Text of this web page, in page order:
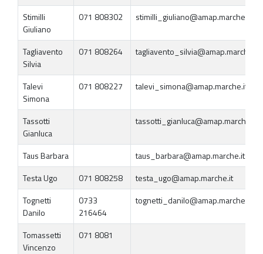
Stimilli
Giuliano
071 808302 stimilli_giuliano@amap.marche.it
Tagliavento
Silvia
071 808264 tagliavento_silvia@amap.marche.it
Talevi
Simona
071 808227 talevi_simona@amap.marche.it
Tassotti
Gianluca
tassotti_gianluca@amap.marche.it
Taus Barbara
taus_barbara@amap.marche.it
Testa Ugo
071 808258
testa_ugo@amap.marche.it
Tognetti
Danilo
0733
216464
tognetti_danilo@amap.marche.it
Tomassetti
Vincenzo
071 8081